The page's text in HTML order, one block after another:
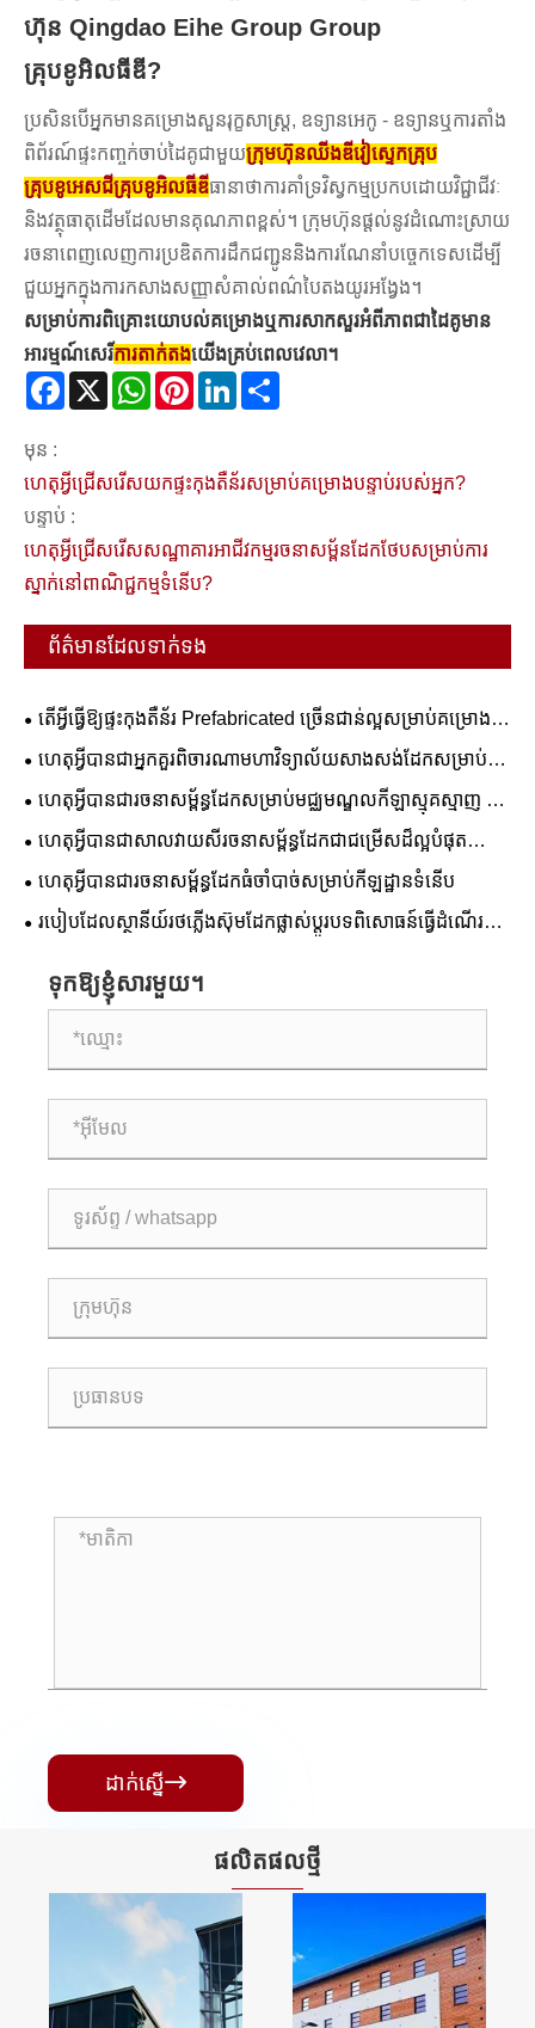
ហ៊ុន Qingdao Eihe Group Group
គ្រុបខូអិលធីឌី?
ប្រសិនបើអ្នកមានគម្រោងសួនរុក្ខសាស្ត្រ, ឧទ្យានអេកូ - ឧទ្យានឬការតាំង
ពិព័រណ៍ផ្ទះកញ្ចក់ចាប់ដៃគូជាមួយក្រុមហ៊ុនឈីងឌីវៀស្ទេកគ្រុប
គ្រុបខូអេសជីគ្រុបខូអិលធីឌីធានាថាការគាំទ្រវិស្វកម្មប្រកបដោយវិជ្ជាជីវៈ
និងវត្ថុធាតុដើមដែលមានគុណភាពខ្ពស់។ ក្រុមហ៊ុនផ្តល់នូវដំណោះស្រាយ
រចនាពេញលេញការប្រឌិតការដឹកជញ្ជូននិងការណែនាំបច្ចេកទេសដើម្បី
ជួយអ្នកក្នុងការកសាងសញ្ញាសំគាល់ពណ៌បៃតងយូរអង្វែង។
សម្រាប់ការពិគ្រោះយោបល់គម្រោងឬការសាកសួរអំពីភាពជាដៃគូមាន
អារម្មណ៍សេរីការតាក់តងយើងគ្រប់ពេលវេលា។
Facebook
X WhatsAppPinterestLinkedIn
មុន :
ហេតុអ្វីជ្រើសរើសយកផ្ទះកុងតឺន័រសម្រាប់គម្រោងបន្ទាប់របស់អ្នក?
បន្ទាប់ :
ហេតុអ្វីជ្រើសរើសសណ្ឋាគារអាជីវកម្មរចនាសម្ព័នដែកថែបសម្រាប់ការ
ស្នាក់នៅពាណិជ្ជកម្មទំនើប?
ព័ត៌មានដែលទាក់ទង
តើអ្វីធ្វើឱ្យផ្ទះកុងតឺន័រ Prefabricated ច្រើនជាន់ល្អសម្រាប់គម្រោង
ពាណិជ្ជកម្ម និងលំនៅដ្ឋាន?
ហេតុអ្វីបានជាអ្នកគួរពិចារណាមហាវិទ្យាល័យសាងសង់ដែកសម្រាប់ការ
អប់រំរបស់អ្នក។
ហេតុអ្វីបានជារចនាសម្ព័ន្ធដែកសម្រាប់មជ្ឈមណ្ឌលកីឡាស្មុគស្មាញ ជា
ដំណោះស្រាយដ៏ល្អបំផុតសម្រាប់ការសាងសង់កីឡដ្ឋានទំនើប
ហេតុអ្វីបានជាសាលវាយសីរចនាសម្ព័ន្ធដែកជាជម្រើសដ៏ល្អបំផុត
សម្រាប់ឧបករណ៍កីឡាទំនើប
ហេតុអ្វី​បាន​ជា​រចនាសម្ព័ន្ធ​ដែក​ធំ​ចាំបាច់​សម្រាប់​កីឡដ្ឋាន​ទំនើប
របៀបដែលស្ថានីយ៍រថភ្លើងស៊ុមដែកផ្លាស់ប្តូរបទពិសោធន៍ធ្វើដំណើរ
ទុកឱ្យខ្ញុំសារមួយ។
ដាក់ស្នើ
ផលិតផល​ថ្មី